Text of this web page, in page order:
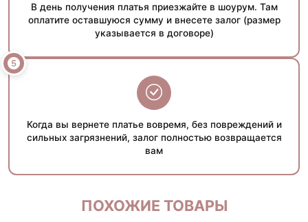
В день получения платья приезжайте в шоурум. Там
оплатите оставшуюся сумму и внесете залог (размер
указывается в договоре)
Когда вы вернете платье вовремя, без повреждений и
сильных загрязнений, залог полностью возвращается
вам
ПОХОЖИЕ ТОВАРЫ